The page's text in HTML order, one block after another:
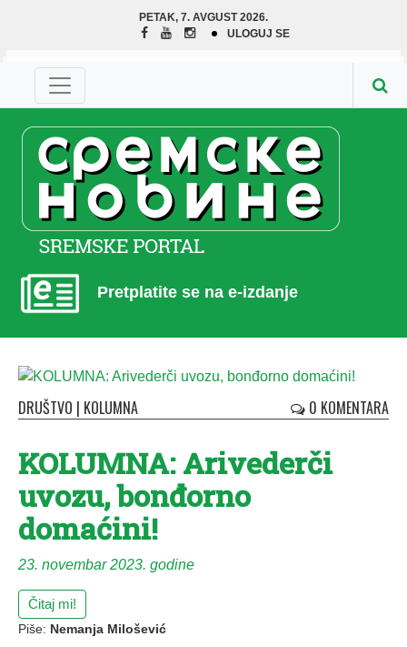
PETAK, 7. AVGUST 2026.
ULOGUJ SE
Pretplatite se na e-izdanje
DRUŠTVO | KOLUMNA 0 KOMENTARA
KOLUMNA: Arivederči
uvozu, bonđorno
domaćini!
23. novembar 2023. godine
Čitaj mi!
Piše: Nemanja Milošević